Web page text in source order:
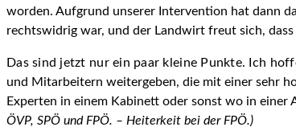
worden. Aufgrund unserer Intervention hat dann
rechtswidrig war, und der Landwirt freut sich,
Das sind jetzt nur ein paar kleine Punkte. Ich
und Mitarbeitern weitergeben, die mit einer sehr
Experten in einem Kabinett oder sonst wo in einer
ÖVP, SPÖ und FPÖ. – Heiterkeit bei der FPÖ.)